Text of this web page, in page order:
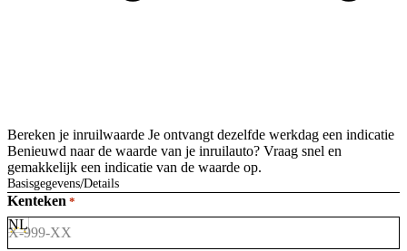
Bereken je inruilwaarde Je ontvangt dezelfde werkdag een indicatie
Benieuwd naar de waarde van je inruilauto? Vraag snel en
gemakkelijk een indicatie van de waarde op.
Basisgegevens Details
Kenteken *